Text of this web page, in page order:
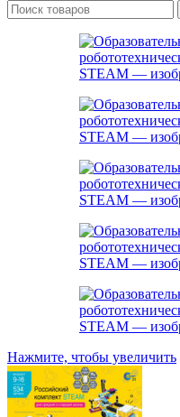
Нажмите, чтобы увеличить